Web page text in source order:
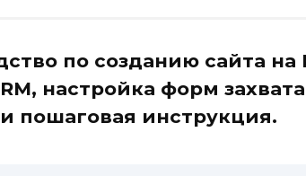
по созданию сайта на
настройка форм
пошаговая инструкция.